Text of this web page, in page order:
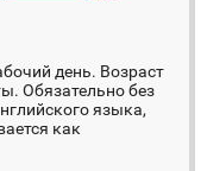
день. Возраст
Обязательно без
языка,
как